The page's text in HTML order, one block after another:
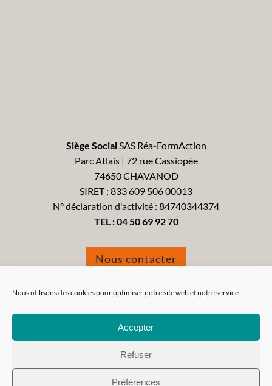
Nous utilisons des cookies pour optimiser notre site web et notre service.
Accepter
Refuser
Préférences
Siège SocialSAS Réa-FormAction
Parc Atlais | 72 rue Cassiopée
74650 CHAVANOD
SIRET : 833 609 506 00013
N° déclaration d'activité : 84740344374
TEL :04 50 69 92 70
Nous contacter
Tous droits réservés 2021 - Réa-FormAction -